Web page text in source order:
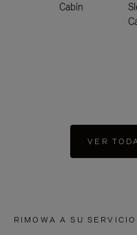
Cabin
VER
RIMOWA A SU SERVICIO